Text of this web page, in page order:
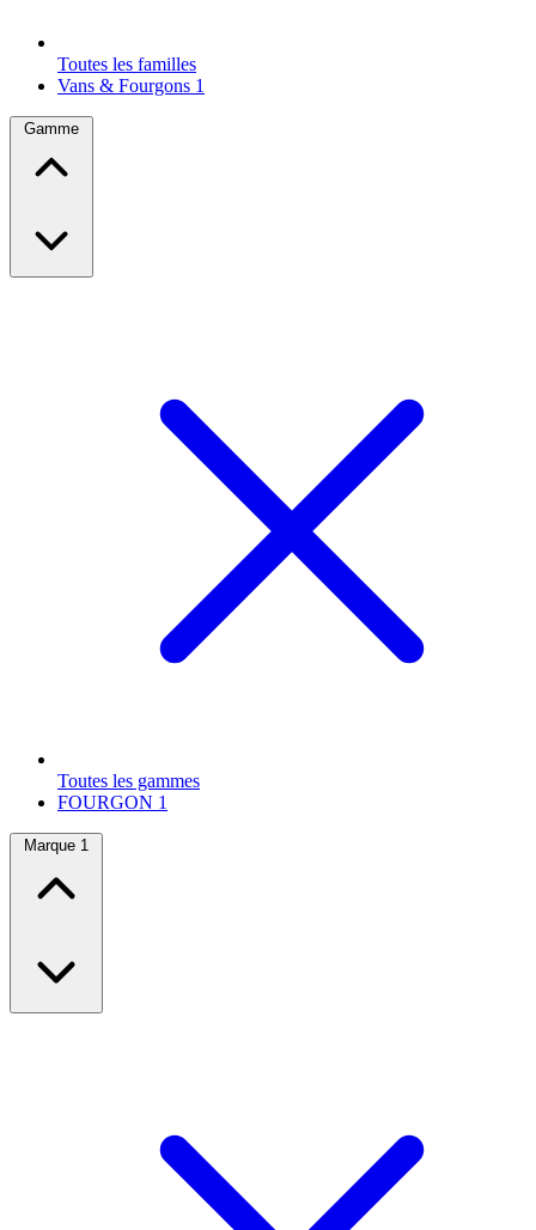
Toutes les familles
Vans & Fourgons 1
Gamme
Toutes les gammes
FOURGON 1
Marque 1